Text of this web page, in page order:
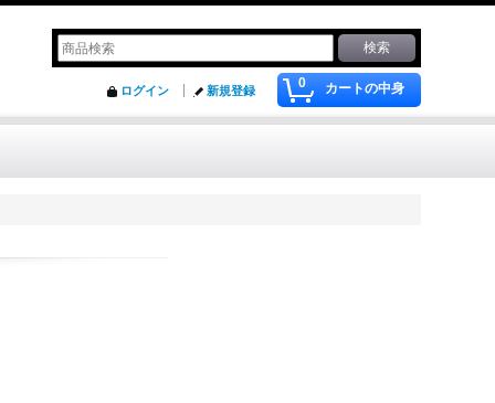
0 カートの中身
ログイン 新規登録